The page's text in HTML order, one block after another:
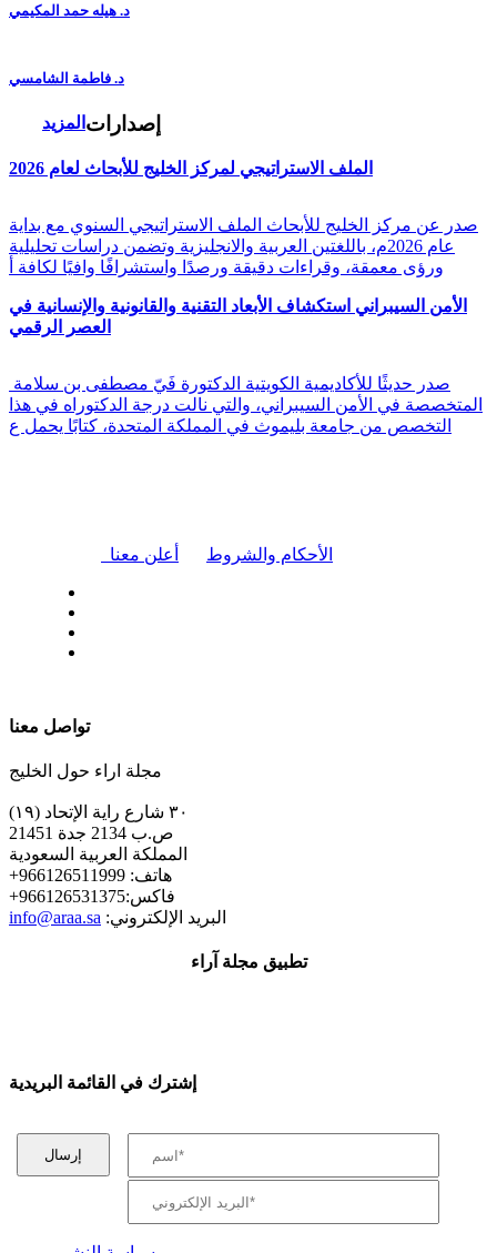
د. هيله حمد المكيمي
د. فاطمة الشامسي
المزيد إصدارات
الملف الاستراتيجي لمركز الخليج للأبحاث لعام 2026
صدر عن مركز الخليج للأبحاث الملف الاستراتيجي السنوي مع بداية
عام 2026م، باللغتين العربية والانجليزية وتضمن دراسات تحليلية
ورؤى معمقة، وقراءات دقيقة ورصدًا واستشرافًا وافيًا لكافة أ
الأمن السيبراني استكشاف الأبعاد التقنية والقانونية والإنسانية في
العصر الرقمي
المتخصصة في الأمن السيبراني، والتي نالت درجة الدكتوراه في هذا
التخصص من جامعة بليموث في المملكة المتحدة، كتابًا يحمل ع
أعلن معنا الأحكام والشروط
تواصل معنا
مجلة اراء حول الخليج
٣٠ شارع راية الإتحاد (١٩)
ص.ب 2134 جدة 21451
المملكة العربية السعودية
+هاتف: 966126511999
+فاكس:966126531375
info@araa.sa :البريد الإلكتروني
تطبيق مجلة آراء
إشترك في القائمة البريدية